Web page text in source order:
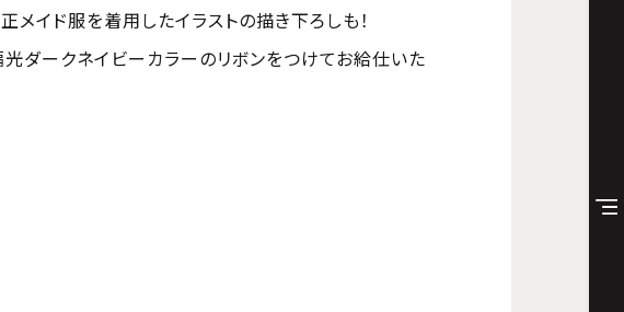
メイド服を着用したイラストの描き下ろしも！
光ダークネイビーカラーのリボンをつけてお給仕いた